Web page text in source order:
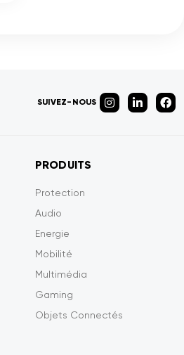
SUIVEZ-NOUS
PRODUITS
Protection
Audio
Energie
Mobilité
Multimédia
Gaming
Objets Connectés